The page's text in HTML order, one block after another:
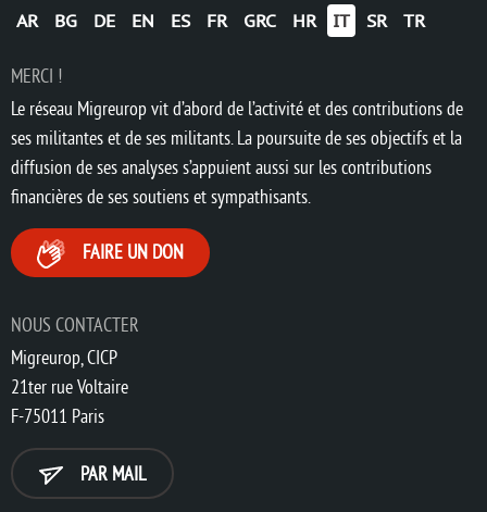
AR BG DE EN ES FR GRC HR IT SR TR
NOUS CONTACTER
Migreurop, CICP
21ter rue Voltaire
F-75011 Paris
PAR MAIL
MERCI !
Le réseau Migreurop vit d’abord de l’activité et des contributions de
ses militantes et de ses militants. La poursuite de ses objectifs et la
diffusion de ses analyses s’appuient aussi sur les contributions
financières de ses soutiens et sympathisants.
FAIRE UN DON